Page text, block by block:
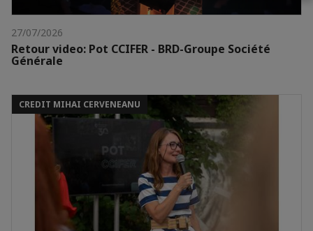
27/07/2026
Retour video: Pot CCIFER - BRD-Groupe Société
Générale
CREDIT MIHAI CERVENEANU